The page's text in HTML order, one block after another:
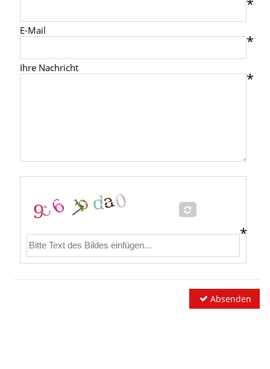
E-Mail
Ihre Nachricht
Absenden